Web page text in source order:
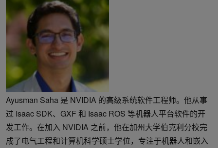
Ayusman Saha 是 NVIDIA 的高级系统软件工程师。他从事
过 Isaac SDK、GXF 和 Isaac ROS 等机器人平台软件的开
发工作。在加入 NVIDIA 之前，他在加州大学伯克利分校完
成了电气工程和计算机科学硕士学位，专注于机器人和嵌入